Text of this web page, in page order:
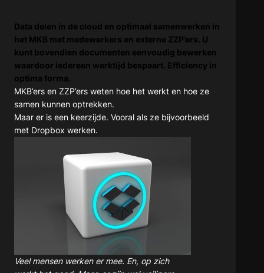
Data delen in de cloud en optimaal samenwerken in
het MKB met medewerkers en externe ZZP’ers. U
kunt bovendien documenten eenvoudig bewerken
waardoor iedereen werktijd bespaart. Efficiency in
optima forma.
MKB’ers en ZZP’ers weten hoe het werkt en hoe ze
samen kunnen optrekken.
Maar er is een keerzijde. Vooral als ze bijvoorbeeld
met Dropbox werken.
Veel mensen werken er mee. En, op zich